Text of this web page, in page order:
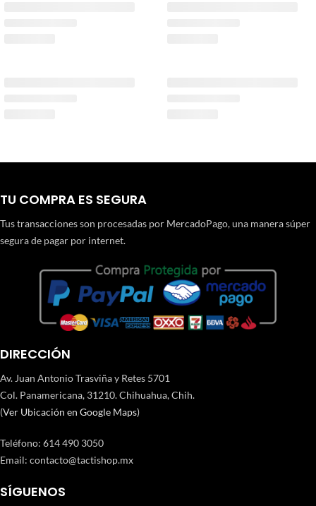
TU COMPRA ES SEGURA
Tus transacciones son procesadas por MercadoPago, una manera súper
segura de pagar por internet.
DIRECCIÓN
Av. Juan Antonio Trasviña y Retes 5701
Col. Panamericana, 31210. Chihuahua, Chih.
(Ver Ubicación en Google Maps)
Teléfono: 614 490 3050
Email: contacto@tactishop.mx
SÍGUENOS